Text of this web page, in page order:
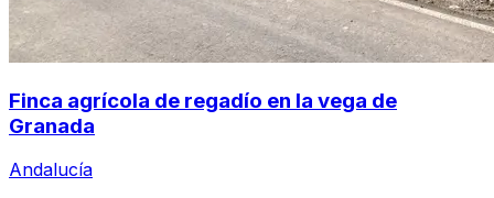
Finca agrícola de regadío en la vega de
Granada
Andalucía